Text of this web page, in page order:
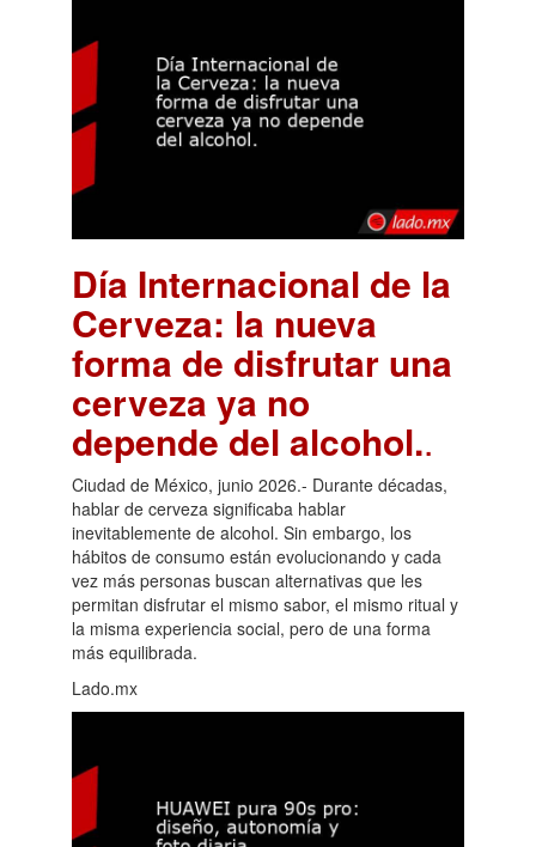
Día Internacional de la
Cerveza: la nueva
forma de disfrutar una
cerveza ya no
depende del alcohol..
Ciudad de México, junio 2026.- Durante décadas,
hablar de cerveza significaba hablar
inevitablemente de alcohol. Sin embargo, los
hábitos de consumo están evolucionando y cada
vez más personas buscan alternativas que les
permitan disfrutar el mismo sabor, el mismo ritual y
la misma experiencia social, pero de una forma
más equilibrada.
Lado.mx